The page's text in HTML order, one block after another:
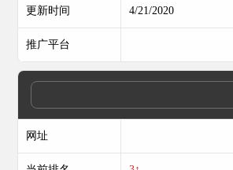
更新时间 4/21/2020
推广平台
网址